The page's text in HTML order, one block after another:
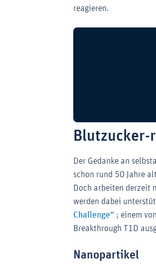
reagieren.
Blutzucker-
Der Gedanke an
schon rund 50 Jahre
Doch arbeiten derzeit
werden dabei
Challenge“ Externer-
; einem
Breakthrough T1D
Nanopartikel